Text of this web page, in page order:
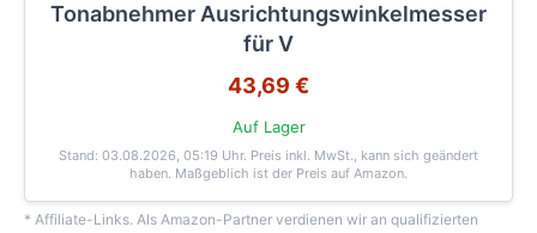
Tonabnehmer Ausrichtungswinkelmesser
für V
43,69 €
Auf Lager
Stand: 03.08.2026, 05:19 Uhr. Preis inkl. MwSt., kann sich geändert
haben. Maßgeblich ist der Preis auf Amazon.
* Affiliate-Links. Als Amazon-Partner verdienen wir an qualifizierten